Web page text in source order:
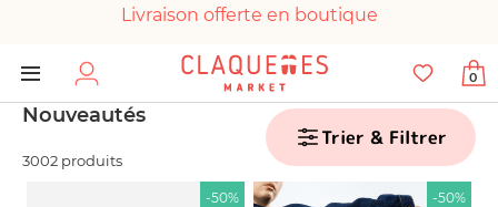
Livraison offerte en boutique
Paiement 100% sécurisé
Chaussures garanties en parfait état
0
Nouveautés
3002 produits
Trier & Filtrer
-50% -50%